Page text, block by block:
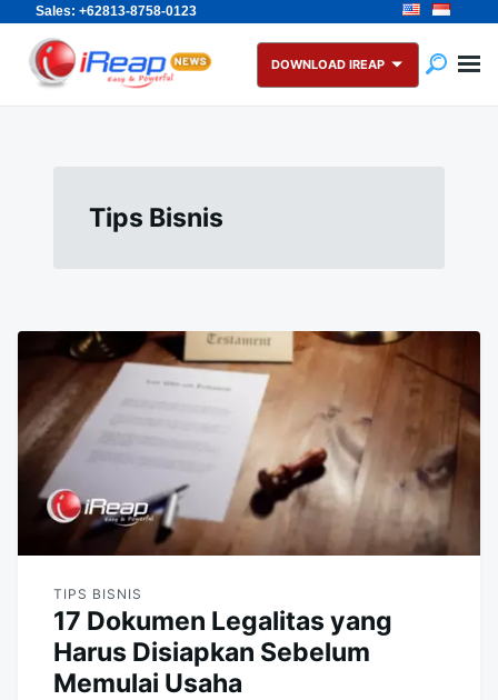
Sales: +62813-8758-0123
Skip
content
Search
for:
DOWNLOAD IREAP
Tips Bisnis
TIPS BISNIS
17 Dokumen Legalitas yang
Harus Disiapkan Sebelum
Memulai Usaha